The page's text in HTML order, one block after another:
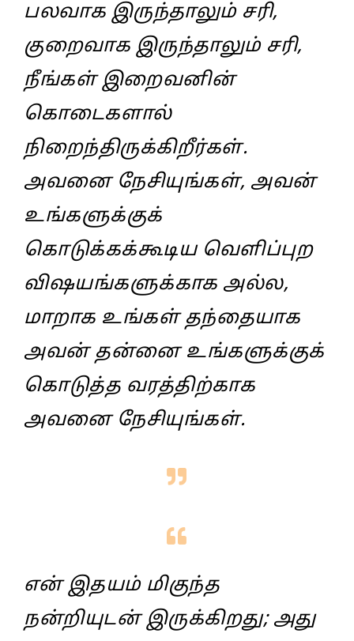
பலவாக இருந்தாலும் சரி,
குறைவாக இருந்தாலும் சரி,
நீங்கள் இறைவனின்
கொடைகளால்
நிறைந்திருக்கிறீர்கள்.
அவனை நேசியுங்கள், அவன்
உங்களுக்குக்
கொடுக்கக்கூடிய வெளிப்புற
விஷயங்களுக்காக அல்ல,
மாறாக உங்கள் தந்தையாக
அவன் தன்னை உங்களுக்குக்
கொடுத்த வரத்திற்காக
அவனை நேசியுங்கள்.
என் இதயம் மிகுந்த
நன்றியுடன் இருக்கிறது; அது